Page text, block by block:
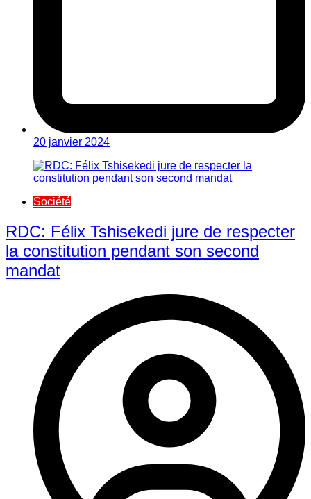
20 janvier 2024
Société
RDC: Félix Tshisekedi jure de respecter
la constitution pendant son second
mandat